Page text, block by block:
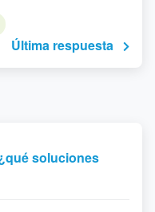
Última respuesta
soluciones